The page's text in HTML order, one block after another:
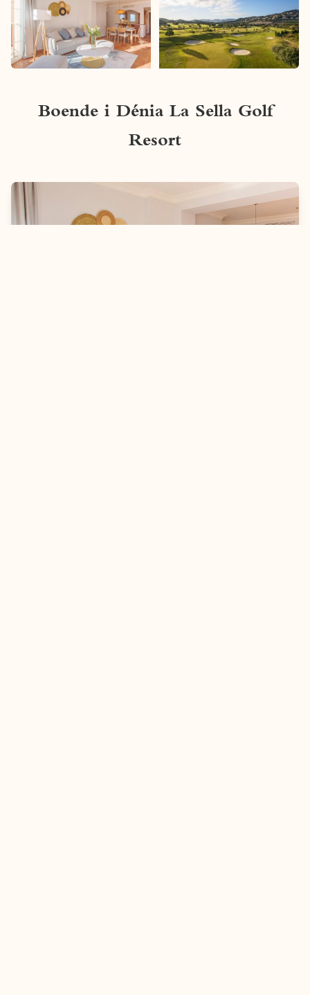
Boende i Dénia La Sella Golf
Resort